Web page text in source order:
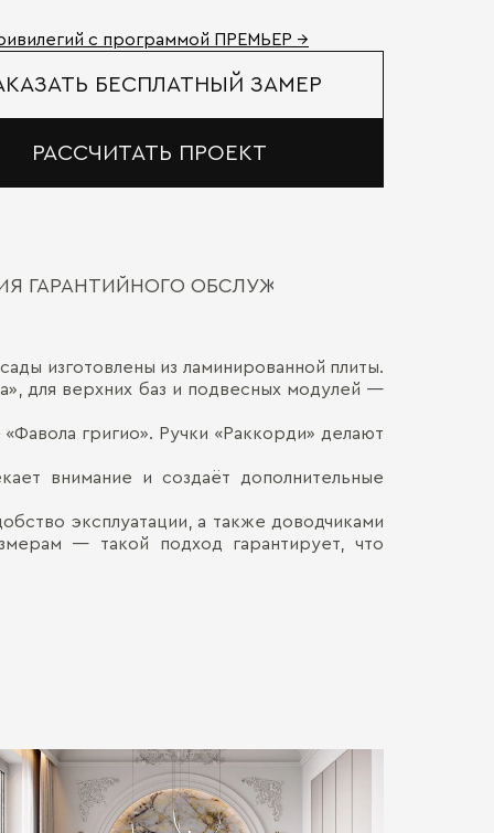
с программой ПРЕМЬЕР →
БЕСПЛАТНЫЙ ЗАМЕР
РАССЧИТАТЬ ПРОЕКТ
ГАРАНТИЙНОГО ОБСЛУЖИВАНИЯ
изготовлены из ламинированной плиты.
для верхних баз и подвесных модулей —
григио». Ручки «Раккорди» делают
внимание и создаёт дополнительные
эксплуатации, а также доводчиками
— такой подход гарантирует, что